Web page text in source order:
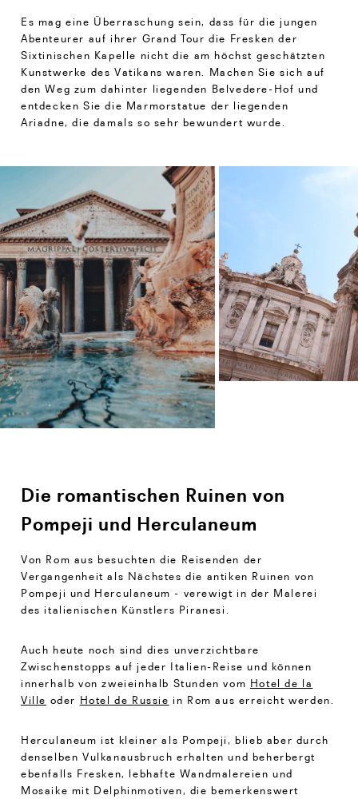
Es mag eine Überraschung sein, dass für die jungen
Abenteurer auf ihrer Grand Tour die Fresken der
Sixtinischen Kapelle nicht die am höchst geschätzten
Kunstwerke des Vatikans waren. Machen Sie sich auf
den Weg zum dahinter liegenden Belvedere-Hof und
entdecken Sie die Marmorstatue der liegenden
Ariadne, die damals so sehr bewundert wurde.
Die romantischen Ruinen von
Pompeji und Herculaneum
Von Rom aus besuchten die Reisenden der
Vergangenheit als Nächstes die antiken Ruinen von
Pompeji und Herculaneum - verewigt in der Malerei
des italienischen Künstlers Piranesi.
Auch heute noch sind dies unverzichtbare
Zwischenstopps auf jeder Italien-Reise und können
innerhalb von zweieinhalb Stunden vom Hotel de la
Ville oder Hotel de Russie in Rom aus erreicht werden.
Herculaneum ist kleiner als Pompeji, blieb aber durch
denselben Vulkanausbruch erhalten und beherbergt
ebenfalls Fresken, lebhafte Wandmalereien und
Mosaike mit Delphinmotiven, die bemerkenswert